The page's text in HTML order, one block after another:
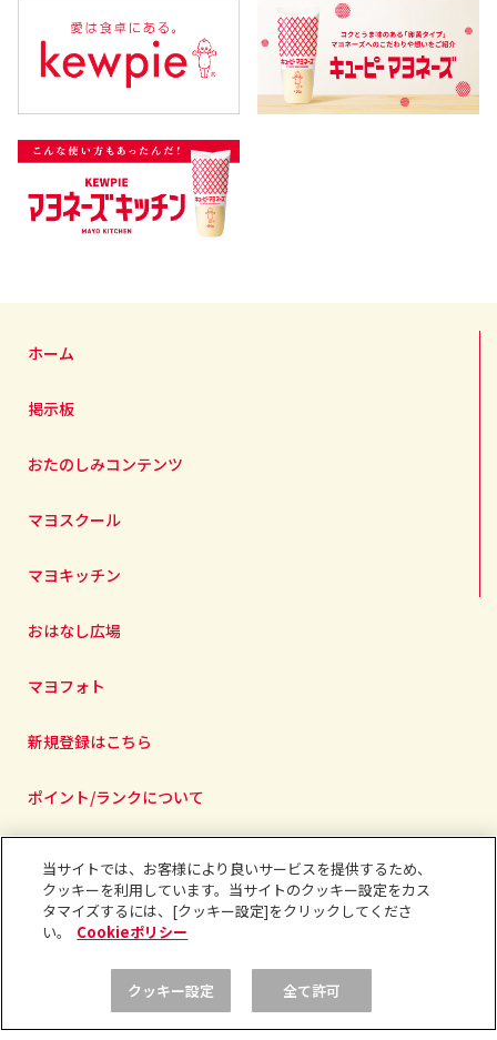
ホーム
掲示板
おたのしみコンテンツ
マヨスクール
マヨキッチン
おはなし広場
マヨフォト
新規登録はこちら
ポイント/ランクについて
ログイン
当サイトでは、お客様により良いサービスを提供するため、
クッキーを利用しています。当サイトのクッキー設定をカス
タマイズするには、[クッキー設定]をクリックしてくださ
い。
Cookieポリシー
クッキー設定 全て許可